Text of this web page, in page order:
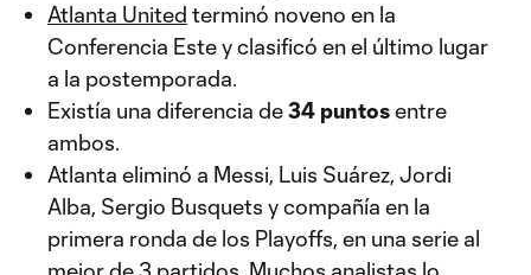
Atlanta United terminó noveno en la
Conferencia Este y clasificó en el último lugar
a la postemporada.
Existía una diferencia de34 puntosentre
ambos.
Atlanta eliminó a Messi, Luis Suárez, Jordi
Alba, Sergio Busquets y compañía en la
primera ronda de los Playoffs, en una serie al